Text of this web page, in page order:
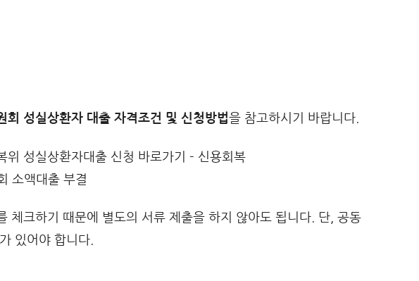
회 성실상환자 대출 자격조건 및 신청방법을 참고하시기 바랍니다.
체크하기 때문에 별도의 서류 제출을 하지 않아도 됩니다. 단, 공동
있어야 합니다.